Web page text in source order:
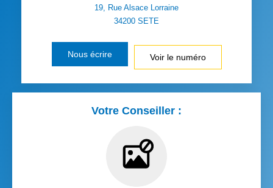
19, Rue Alsace Lorraine
34200 SETE
Nous écrire Voir le numéro
Votre Conseiller :